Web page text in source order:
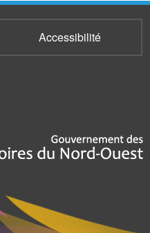
Accessibilité